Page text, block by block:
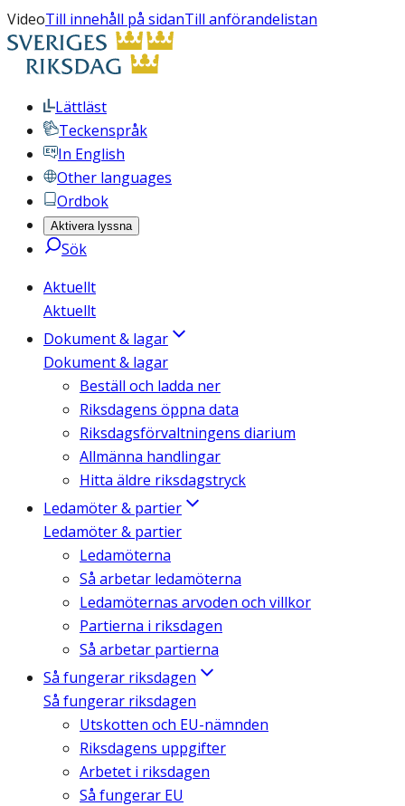
VideoTill innehåll på sidanTill anförandelistan
Lättläst
Teckenspråk
In English
Other languages
Ordbok
Aktivera lyssna
Sök
Aktuellt
Aktuellt
Dokument & lagar
Dokument & lagar
Beställ och ladda ner
Riksdagens öppna data
Riksdagsförvaltningens diarium
Allmänna handlingar
Hitta äldre riksdagstryck
Ledamöter & partier
Ledamöter & partier
Ledamöterna
Så arbetar ledamöterna
Ledamöternas arvoden och villkor
Partierna i riksdagen
Så arbetar partierna
Så fungerar riksdagen
Så fungerar riksdagen
Utskotten och EU-nämnden
Riksdagens uppgifter
Arbetet i riksdagen
Så fungerar EU